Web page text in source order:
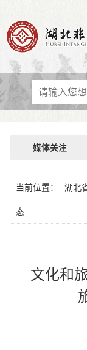
媒体关注
当前位置： 湖北
态
文化和